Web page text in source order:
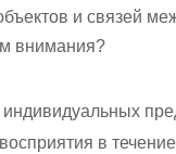
и связей
внимания?
в